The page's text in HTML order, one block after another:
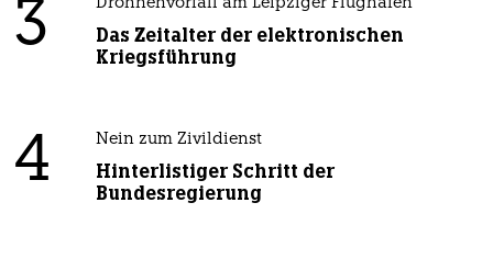
3 Drohnenvorfall am Leipziger Flughafen
Das Zeitalter der elektronischen
Kriegsführung
4 Nein zum Zivildienst
Hinterlistiger Schritt der
Bundesregierung